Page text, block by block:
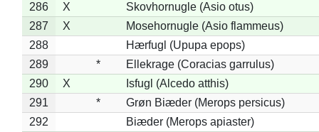
286
X
Skovhornugle (Asio otus)
287
X
Mosehornugle (Asio flammeus)
288
Hærfugl (Upupa epops)
289
*
Ellekrage (Coracias garrulus)
290
X
Isfugl (Alcedo atthis)
291
*
Grøn Biæder (Merops persicus)
292
Biæder (Merops apiaster)